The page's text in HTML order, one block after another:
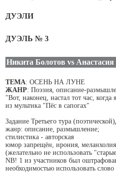
ДУЭЛИ
ДУЭЛЬ № 3
Никита Болотов vs
ТЕМА: ОСЕНЬ НА ЛУНЕ
ЖАНР: Поэзия, описание-
"Вот, наконец, настал тот час, когда
из мультика "Пёс в сапогах"
Задание Третьего тура
жанр: описание, размышление;
стилистика - авторская
юмор запрещён, ирония,
(желательно не использовать
NB! 1 из участников был
необходимостью использовать